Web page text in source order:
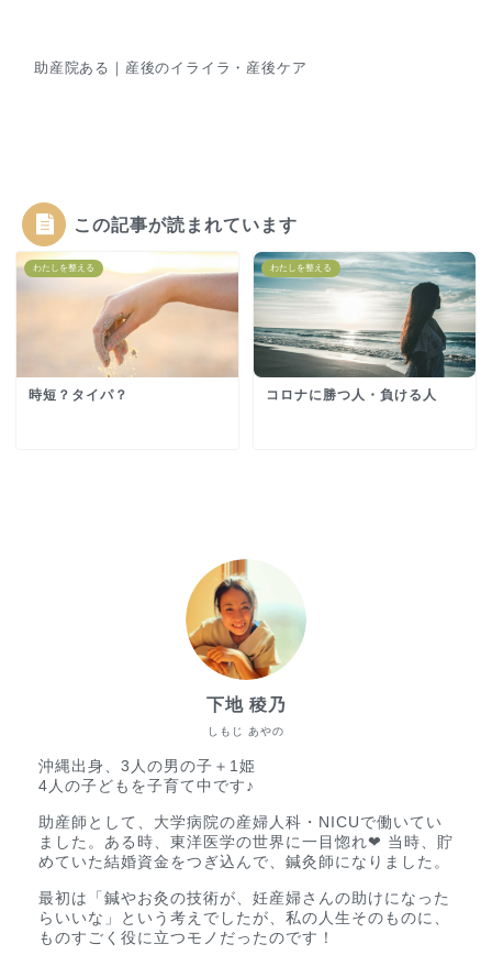
助産院ある｜産後のイライラ・産後ケア
この記事が読まれています
わたしを整える
時短？タイパ？
わたしを整える
コロナに勝つ人・負ける人
しもじ あやの
下地 稜乃
沖縄出身、3人の男の子＋1姫
4人の子どもを子育て中です♪
助産師として、大学病院の産婦人科・NICUで働いてい
ました。ある時、東洋医学の世界に一目惚れ❤︎ 当時、貯
めていた結婚資金をつぎ込んで、鍼灸師になりました。
最初は「鍼やお灸の技術が、妊産婦さんの助けになった
らいいな」という考えでしたが、私の人生そのものに、
ものすごく役に立つモノだったのです！